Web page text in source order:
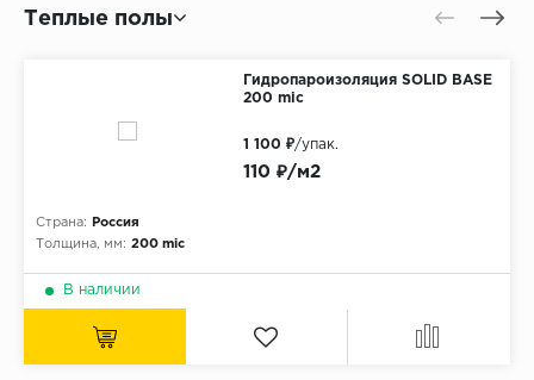
Теплые полы
Гидропароизоляция SOLID BASE
200 mic
Страна:
Россия
Толщина, мм: 200 mic
110 ₽/м2
1 100 ₽/упак.
В наличии